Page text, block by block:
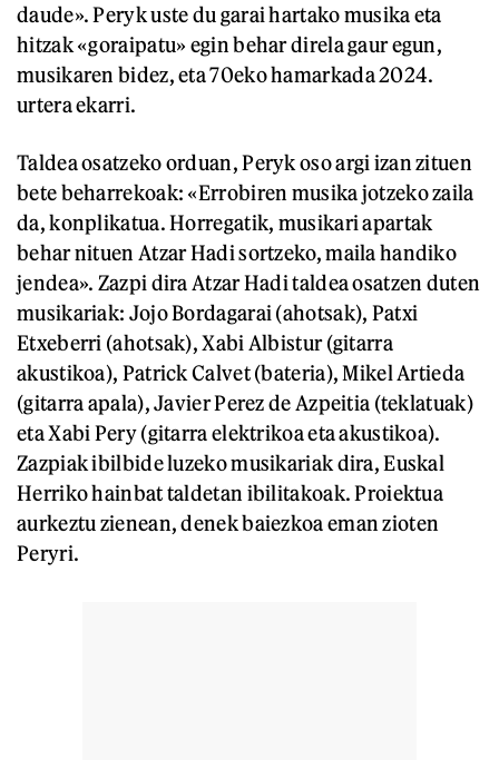
daude». Peryk uste du garai hartako musika eta
hitzak «goraipatu» egin behar direla gaur egun,
musikaren bidez, eta 70eko hamarkada 2024.
urtera ekarri.
Taldea osatzeko orduan, Peryk oso argi izan zituen
bete beharrekoak: «Errobiren musika jotzeko zaila
da, konplikatua. Horregatik, musikari apartak
behar nituen Atzar Hadi sortzeko, maila handiko
jendea». Zazpi dira Atzar Hadi taldea osatzen duten
musikariak: Jojo Bordagarai (ahotsak), Patxi
Etxeberri (ahotsak), Xabi Albistur (gitarra
akustikoa), Patrick Calvet (bateria), Mikel Artieda
(gitarra apala), Javier Perez de Azpeitia (teklatuak)
eta Xabi Pery (gitarra elektrikoa eta akustikoa).
Zazpiak ibilbide luzeko musikariak dira, Euskal
Herriko hainbat taldetan ibilitakoak. Proiektua
aurkeztu zienean, denek baiezkoa eman zioten
Peryri.